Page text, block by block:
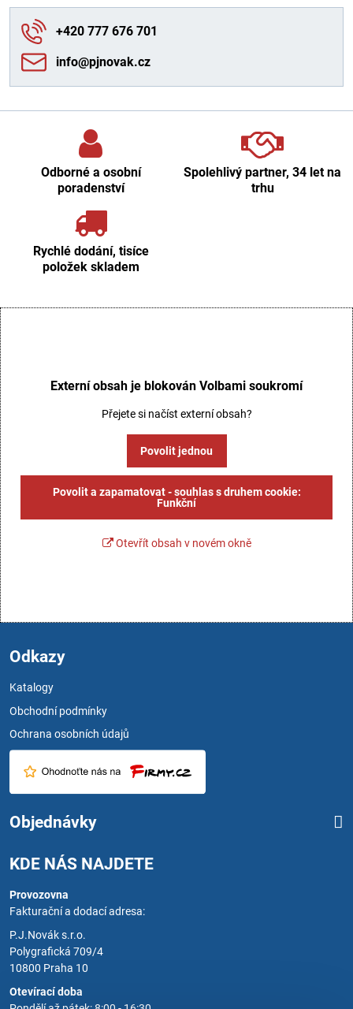
+420 777 676 701
info​@pjnovak​.cz
Odborné a osobní
poradenství
Spolehlivý partner, 34 let na
trhu
Rychlé dodání, tisíce
položek skladem
Externí obsah je blokován Volbami soukromí
Přejete si načíst externí obsah?
Povolit jednou
Povolit a zapamatovat - souhlas s druhem cookie:
Funkční
Otevřít obsah v novém okně
Odkazy
Katalogy
Obchodní podmínky
Ochrana osobních údajů
Objednávky
KDE NÁS NAJDETE
Provozovna
Fakturační a dodací adresa:
P.J.Novák s.r.o.
Polygrafická 709/4
10800 Praha 10
Otevírací doba